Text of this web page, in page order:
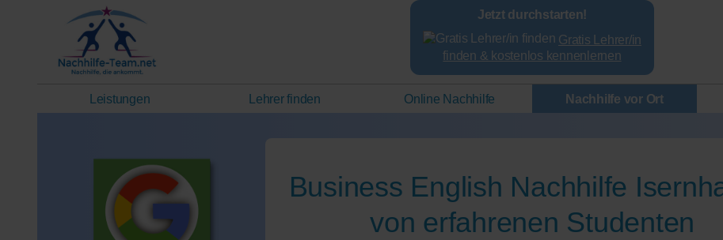
Jetzt durchstarten!
Gratis Lehrer/in
finden & kostenlos kennenlernen
Leistungen Lehrer finden Online Nachhilfe Nachhilfe vor Ort
Business English Nachhilfe
von erfahrenen Studenten